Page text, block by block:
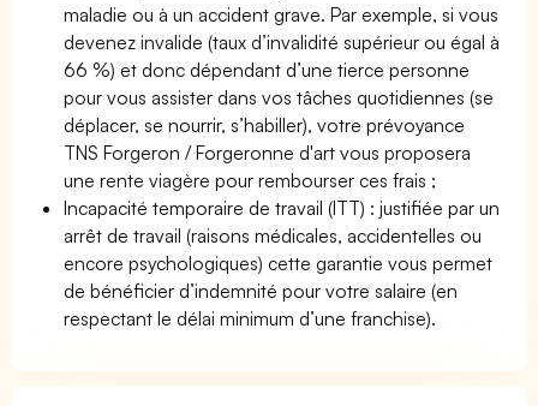
maladie ou à un accident grave. Par exemple, si vous
devenez invalide (taux d’invalidité supérieur ou égal à
66 %) et donc dépendant d’une tierce personne
pour vous assister dans vos tâches quotidiennes (se
déplacer, se nourrir, s’habiller), votre prévoyance
TNS Forgeron / Forgeronne d'art vous proposera
une rente viagère pour rembourser ces frais ;
Incapacité temporaire de travail (ITT) : justifiée par un
arrêt de travail (raisons médicales, accidentelles ou
encore psychologiques) cette garantie vous permet
de bénéficier d’indemnité pour votre salaire (en
respectant le délai minimum d’une franchise).